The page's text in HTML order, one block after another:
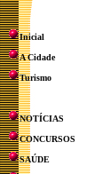
Inicial
A Cidade
Turismo
NOTÍCIAS
CONCURSOS
SAÚDE